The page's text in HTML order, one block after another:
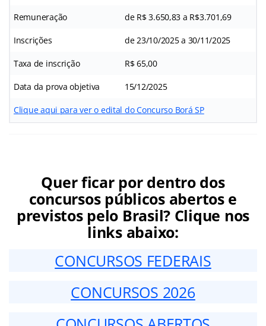
Remuneração de R$ 3.650,83 a R$3.701,69
Inscrições de 23/10/2025 a 30/11/2025
Taxa de inscrição R$ 65,00
Data da prova objetiva 15/12/2025
Clique aqui para ver o edital do Concurso Borá SP
Quer ficar por dentro dos
concursos públicos abertos e
previstos pelo Brasil? Clique nos
links abaixo:
CONCURSOS FEDERAIS
CONCURSOS 2026